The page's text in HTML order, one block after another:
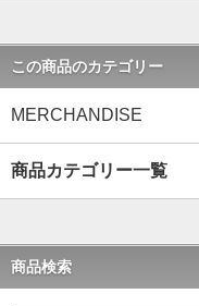
この商品のカテゴリー
MERCHANDISE
商品カテゴリー一覧
商品検索